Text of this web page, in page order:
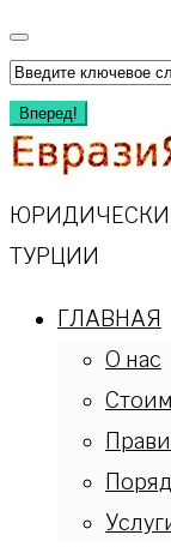
Перейти
к
содержимому
Искать:
Вперед!
ТУРЦИИ
ГЛАВНАЯ
О нас